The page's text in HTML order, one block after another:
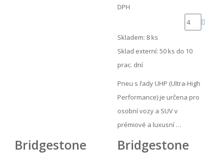
DPH
Skladem: 8 ks
Sklad externí: 50 ks do 10
prac. dní
Pneu s řady UHP (Ultra-High
Performance) je určena pro
osobní vozy a SUV v
prémiové a luxusní …
Bridgestone
Bridgestone